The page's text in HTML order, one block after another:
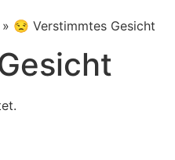
» 😒 Verstimmtes Gesicht